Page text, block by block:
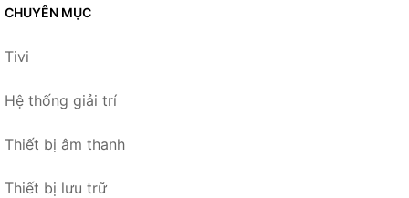
CHUYÊN MỤC
Tivi
Hệ thống giải trí
Thiết bị âm thanh
Thiết bị lưu trữ